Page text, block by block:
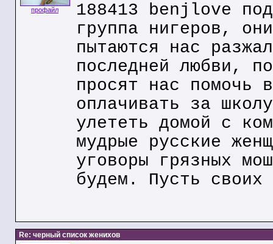
профайл
188413 benjlove
группа нигеров,
пытаются нас
последней любви,
просят нас помочь
оплачивать за
улететь домой с
мудрые русские
уговоры грязных
будем. Пусть своих
Re: черный список женихов